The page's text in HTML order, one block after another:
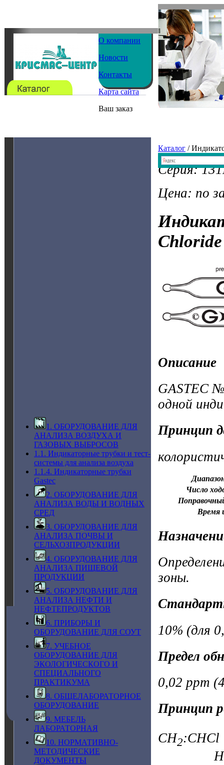
О компании
Новости
Контакты
Карта сайта
Ваш заказ
1. ОБОРУДОВАНИЕ ДЛЯ
АНАЛИЗА ВОЗДУХА И
ГАЗОВЫХ ВЫБРОСОВ
1.1. Индикаторные трубки и тест-
системы для анализа воздуха
1.1.4. Индикаторные трубки
Gastec
2. ОБОРУДОВАНИЕ ДЛЯ
АНАЛИЗА ВОДЫ И ВОДНЫХ
СРЕД
3. ОБОРУДОВАНИЕ ДЛЯ
АНАЛИЗА ПОЧВЫ И
СЕЛЬХОЗПРОДУКЦИИ
4. ОБОРУДОВАНИЕ ДЛЯ
АНАЛИЗА ПИЩЕВОЙ
ПРОДУКЦИИ
5. ОБОРУДОВАНИЕ ДЛЯ
АНАЛИЗА НЕФТИ И
НЕФТЕПРОДУКТОВ
6. ПРИБОРЫ И
ОБОРУДОВАНИЕ ДЛЯ СОУТ
7. УЧЕБНОЕ
ОБОРУДОВАНИЕ ДЛЯ
ЭКОЛОГИЧЕСКОГО И
СПЕЦИАЛЬНОГО
ПРАКТИКУМА
8. ОБЩЕЛАБОРАТОРНОЕ
ОБОРУДОВАНИЕ
9. МЕБЕЛЬ
ЛАБОРАТОРНАЯ
10. НОРМАТИВНО-
МЕТОДИЧЕСКИЕ
ДОКУМЕНТЫ
Каталог /
Серия:
Цена: по
Описание
GASTEC
одной
Принцип
Число
Время
зоны.
10% (для
Предел
0,02 ppm
Принцип
CH2:CHCl
HCl +